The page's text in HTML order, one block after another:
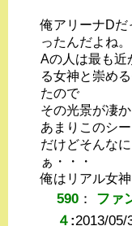
俺アリーナDだ
ったんだよね。
Aの人は最も近
る女神と崇め
たので
その光景が凄か
あまりこのシ
だけどそんな
ぁ・・・
俺はリアル女
590 ： ファ
４ :2013/05/